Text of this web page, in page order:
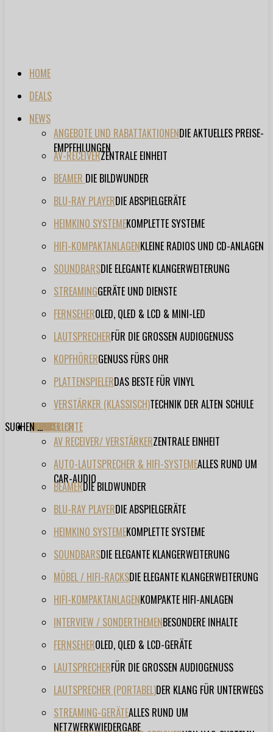
HOME
DEALS
NEWS
ANGEBOTE UND RABATTAKTIONENDIE AKTUELLES PREISE-
EMPFEHLUNGEN
AV-RECEIVERZENTRALE EINHEIT
BEAMER DIE BILDWUNDER
BLU-RAY PLAYERDIE ABSPIELGERÄTE
HEIMKINO SYSTEMEKOMPLETTE SYSTEME
HIFI-KOMPAKTANLAGENKLEINE RADIOS UND CD-ANLAGEN
SOUNDBARSDIE ELEGANTE KLANGERWEITERUNG
STREAMINGGERÄTE UND DIENSTE
FERNSEHEROLED, QLED & LCD & MINI-LED
LAUTSPRECHERFÜR DIE GROSSEN AUDIOGENUSS
KOPFHÖRERGENUSS FÜRS OHR
PLATTENSPIELERDAS BESTE FÜR VINYL
VERSTÄRKER (KLASSISCH)TECHNIK DER ALTEN SCHULE
TESTBERICHTE
AV RECEIVER/ VERSTÄRKERZENTRALE EINHEIT
AUTO-LAUTSPRECHER & HIFI-SYSTEMEALLES RUND UM
CAR-AUDIO
BEAMERDIE BILDWUNDER
BLU-RAY PLAYERDIE ABSPIELGERÄTE
HEIMKINO SYSTEMEKOMPLETTE SYSTEME
SOUNDBARSDIE ELEGANTE KLANGERWEITERUNG
MÖBEL / HIFI-RACKSDIE ELEGANTE KLANGERWEITERUNG
HIFI-KOMPAKTANLAGENKOMPAKTE HIFI-ANLAGEN
INTERVIEW / SONDERTHEMENBESONDERE INHALTE
FERNSEHEROLED, QLED & LCD-GERÄTE
LAUTSPRECHERFÜR DIE GROSSEN AUDIOGENUSS
LAUTSPRECHER (PORTABEL)DER KLANG FÜR UNTERWEGS
STREAMING-GERÄTEALLES RUND UM
NETZWERKWIEDERGABE
FORUM
FILME
VIDEOS
HERSTELLER
EVENT
SUCHEN ...